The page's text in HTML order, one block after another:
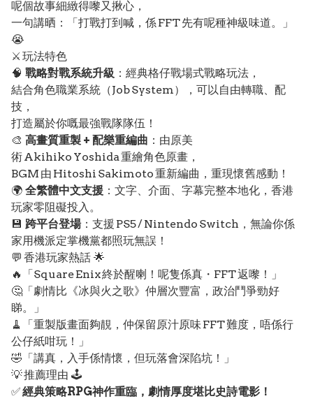
呢個故事細緻得嚟又揪心，
一句講晒：「打戰打到喊，係 FFT 先有呢種神級味道。」
😭
⚔️ 玩法特色
🧠 戰略對戰系統升級 ：經典格仔戰場式戰略玩法，
結合角色職業系統（Job System），可以自由轉職、配
技，
打造屬於你嘅最強戰隊隊伍！
🎨 高畫質重製 + 配樂重編曲 ：由原美
術 Akihiko Yoshida 重繪角色原畫，
BGM 由 Hitoshi Sakimoto 重新編曲，重現懷舊感動！
🌍 全繁體中文支援 ：文字、介面、字幕完整本地化，香港
玩家零阻礙投入。
💾 跨平台登場：支援 PS5 / Nintendo Switch，無論你係
家用機派定掌機黨都照玩無誤！
💬 香港玩家熱話 🌟
🔥「Square Enix 終於醒喇！呢隻係真・FFT 返嚟！」
🤔「劇情比《冰與火之歌》仲層次豐富，政治鬥爭勁好
睇。」
🧹「重製版畫面夠靚，仲保留原汁原味 FFT 難度，唔係行
公仔紙咁玩！」
🤣「講真，入手係情懷，但玩落會深陷坑！」
💡 推薦理由 🕹️
✅經典策略RPG神作重臨，劇情厚度堪比史詩電影！